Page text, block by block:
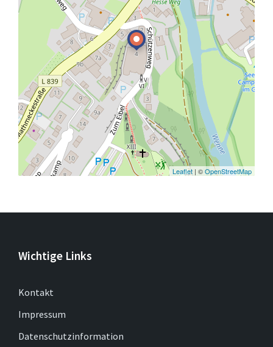
Leaflet | ©OpenStreetMap
Wichtige Links
Kontakt
Impressum
Datenschutzinformation